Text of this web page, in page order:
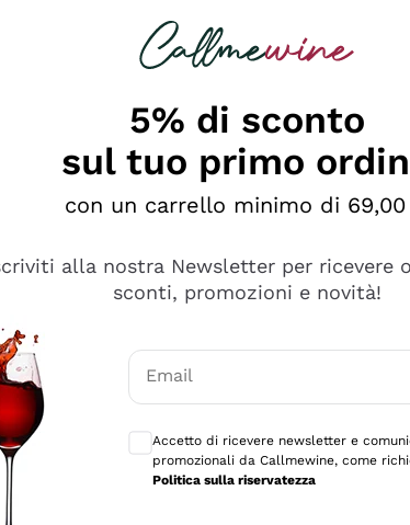
professionalità
5% di sconto
sul tuo primo
con un carrello minimo di
alla nostra Newsletter per ricevere
sconti, promozioni e novità!
Email
Accetto di ricevere newsletter e
promozionali da Callmewine, come
Politica sulla riservatezza